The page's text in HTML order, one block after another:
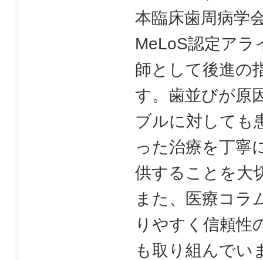
本臨床歯周病学
MeLoS認定アラ
師として後進の
す。歯並びが原
ブルに対しても
った治療を丁寧
供することを大
また、医療コラ
りやすく信頼性
も取り組んでい